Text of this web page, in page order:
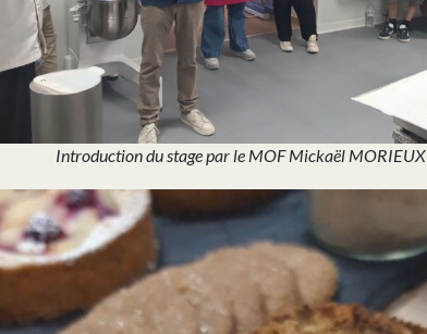
Introduction du stage par le MOF Mickaël MORIEUX